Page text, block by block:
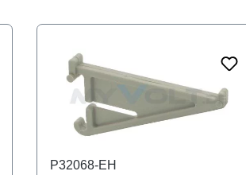
P32068-EH